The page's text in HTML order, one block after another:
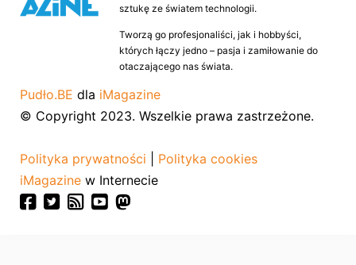
sztukę ze światem technologii.
Tworzą go profesjonaliści, jak i hobbyści,
których łączy jedno – pasja i zamiłowanie do
otaczającego nas świata.
Pudło.BE dla iMagazine
© Copyright 2023. Wszelkie prawa zastrzeżone.
Polityka prywatności
Polityka cookies
iMagazine w Internecie